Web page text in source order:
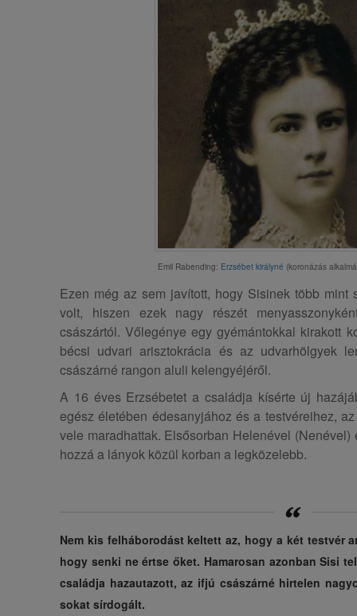
Emil Rabending: Erzsébet királyné (koronázás
Ezen még az sem javított, hogy Sisinek több mint
volt, hiszen ezek nagy részét
császártól. Vőlegénye egy gyémántokkal kirakott
bécsi udvari arisztokrácia és az udvarhölgyek
császárné rangon aluli kelengyéjéről.
A 16 éves Erzsébetet a családja kísérte új
egész életében édesanyjához és a testvéreihez,
vele maradhattak. Elsősorban Helenével
hozzá a lányok közül korban a legközelebb.
Nem kis felháborodást keltett az, hogy a két testvér
hogy senki ne értse őket. Hamarosan azonban Sisi
családja hazautazott, az ifjú császárné hirtelen
sokat sírdogált.